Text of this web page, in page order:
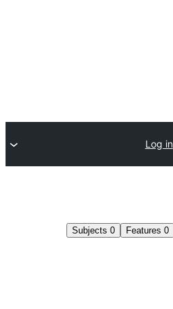
Log in
Features 0
Subjects 0